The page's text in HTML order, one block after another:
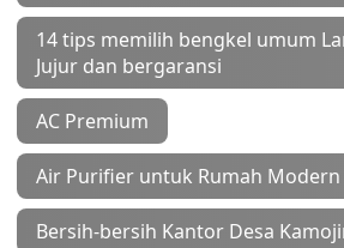
14 tips memilih bengkel umum
Jujur dan bergaransi
AC Premium
Air Purifier untuk Rumah Modern
Bersih-bersih Kantor Desa